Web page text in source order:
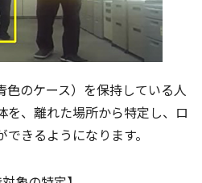
色のケース）を保持している人
を、離れた場所から特定し、ロ
きるようになります。